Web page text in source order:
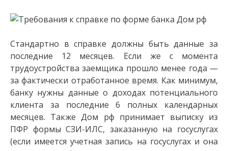
Стандартно в справке должны быть данные за
последние 12 месяцев. Если же с момента
трудоустройства заемщика прошло менее года —
за фактически отработанное время. Как минимум,
банку нужны данные о доходах потенциального
клиента за последние 6 полных календарных
месяцев. Также Дом рф принимает выписку из
ПФР формы СЗИ-ИЛС, заказанную на госуслугах
(если имеется учетная запись на госуслугах и она